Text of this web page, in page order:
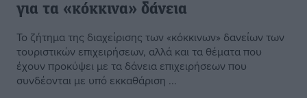
για τα «κόκκινα» δάνεια
Το ζήτημα της διαχείρισης των «κόκκινων» δανείων των
τουριστικών επιχειρήσεων, αλλά και τα θέματα που
έχουν προκύψει με τα δάνεια επιχειρήσεων που
συνδέονται με υπό εκκαθάριση ...